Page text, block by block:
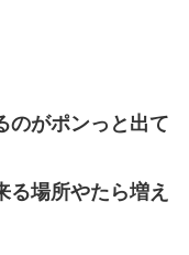
のがポンっと出て
る場所やたら増え